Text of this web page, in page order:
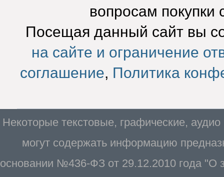
вопросам покупки
Посещая данный сайт вы
на сайте и ограничение
соглашение, Политика
Некоторые текстовые, графические,
могут содержать информацию
основании №436-ФЗ от 29.12.2010 года "О